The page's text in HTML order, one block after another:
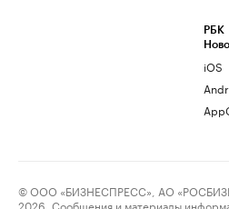
РБК
iOS
© ООО «БИЗНЕСПРЕСС», АО
2026. Сообщения и материалы